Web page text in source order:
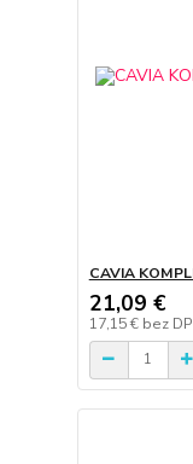
CAVIA
21,09 €
17,15 € bez